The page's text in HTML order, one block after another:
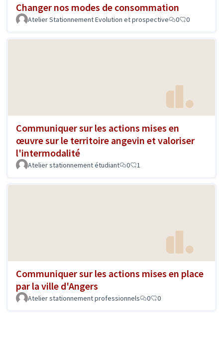
Changer nos modes de consommation
Atelier Stationnement Evolution et prospective 0 0
Communiquer sur les actions mises en
œuvre sur le territoire angevin et valoriser
l'intermodalité
Atelier stationnement étudiant 0 1
Communiquer sur les actions mises en place
par la ville d'Angers
Atelier stationnement professionnels 0 0